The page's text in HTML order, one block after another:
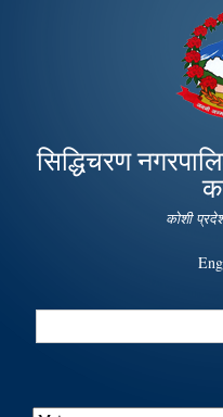
Skip to
main
content
सिद्धिचरण
कोशी
Search